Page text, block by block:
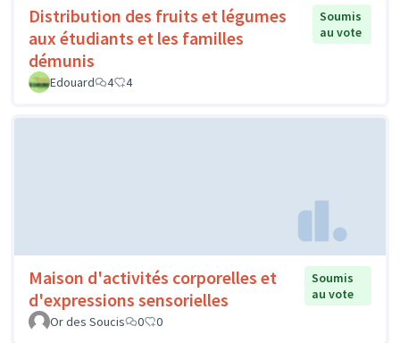
Distribution des fruits et légumes
aux étudiants et les familles
démunis
Soumis
au vote
Edouard 4 4
Maison d'activités corporelles et
d'expressions sensorielles
Soumis
au vote
Or des Soucis
0 0